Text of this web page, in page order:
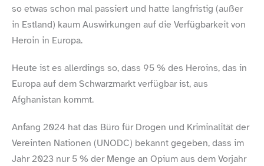
so etwas schon mal passiert und hatte langfristig (außer
in Estland) kaum Auswirkungen auf die Verfügbarkeit von
Heroin in Europa.
Heute ist es allerdings so, dass 95 % des Heroins, das in
Europa auf dem Schwarzmarkt verfügbar ist, aus
Afghanistan kommt.
Anfang 2024 hat das Büro für Drogen und Kriminalität der
Vereinten Nationen (UNODC) bekannt gegeben, dass im
Jahr 2023 nur 5 % der Menge an Opium aus dem Vorjahr